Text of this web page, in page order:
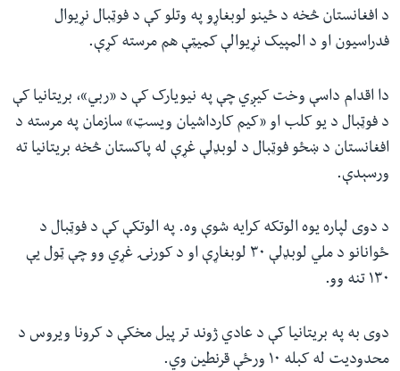
د افغانستان څخه د ځینو لوبغاړو په وتلو کې د فوټبال نړیوال
فدراسیون او د المپیک نړیوالې کمیټې هم مرسته کړې.
دا اقدام داسې وخت کیږي چې په نیویارک کې د «ربي»، بریتانیا کې
د فوټبال د یو کلب او «کیم کارداشیان ویسټ» سازمان په مرسته د
افغانستان د ښځو فوټبال د لوبډلې غړې له پاکستان څخه بریتانیا ته
ورسېدې.
د دوی لپاره یوه الوتکه کرایه شوې وه. په الوتکې کې د فوټبال د
ځوانانو د ملي‌ لوبډلې ۳۰ لوبغاړې او د کورنۍ غړي وو چې ټول یې
۱۳۰ تنه وو.
دوی به په بریتانیا کې د عادي ژوند تر پیل مخکې د کرونا ویروس د
محدودیت له کبله ۱۰ ورځې قرنطین وي‌.